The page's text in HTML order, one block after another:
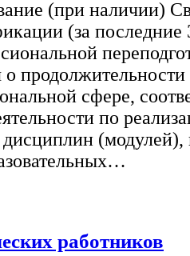
(при наличии)
(за последние
сфере,
по
(модулей),
работников